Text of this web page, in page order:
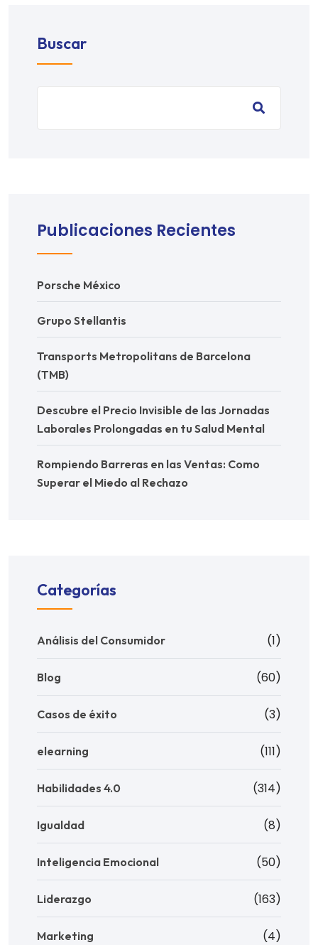
Buscar
Publicaciones Recientes
Porsche México
Grupo Stellantis
Transports Metropolitans de Barcelona
(TMB)
Descubre el Precio Invisible de las Jornadas
Laborales Prolongadas en tu Salud Mental
Rompiendo Barreras en las Ventas: Como
Superar el Miedo al Rechazo
Categorías
Análisis del Consumidor (1)
Blog (60)
Casos de éxito (3)
elearning (111)
Habilidades 4.0 (314)
Igualdad (8)
Inteligencia Emocional (50)
Liderazgo (163)
Marketing (4)